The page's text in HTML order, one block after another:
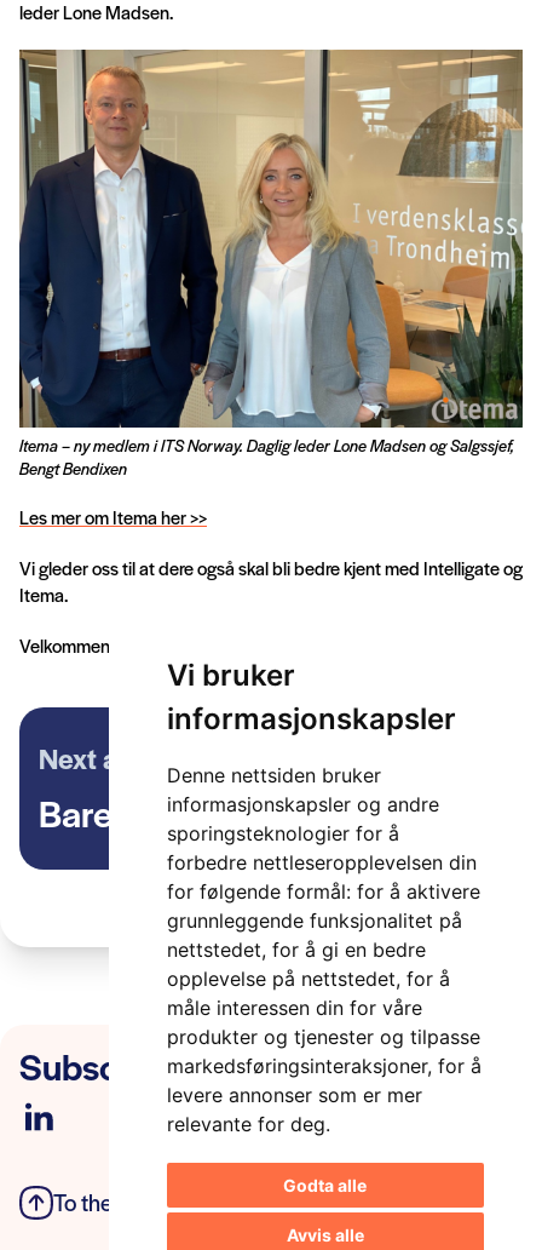
Vi bruker
informasjonskapsler
Denne nettsiden bruker
informasjonskapsler og andre
sporingsteknologier for å
forbedre nettleseropplevelsen din
for følgende formål: for å aktivere
grunnleggende funksjonalitet på
nettstedet, for å gi en bedre
opplevelse på nettstedet, for å
måle interessen din for våre
produkter og tjenester og tilpasse
markedsføringsinteraksjoner, for å
levere annonser som er mer
relevante for deg.
Godta alle
Avvis alle
leder Lone Madsen.
Itema – ny medlem i ITS Norway. Daglig leder Lone Madsen og Salgssjef,
Bengt Bendixen
Les mer om Itema her >>
Vi gleder oss til at dere også skal bli bedre kjent med Intelligate og
Itema.
Velkommen som medlemmer i ITS Norway!
Next article
Barents ITS rapport
Subscribe to our newsletter
To the top Privacy Policy